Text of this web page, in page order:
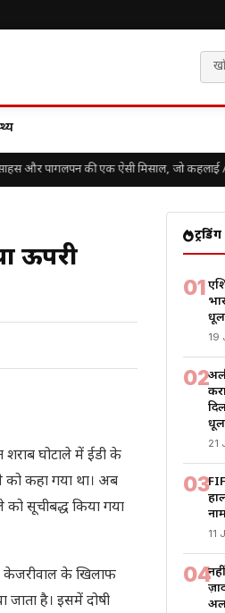
और पागलपन की एक ऐसी मिसाल, जो कहलाई
ऊपरी
शराब घोटाले में ईडी के
कहा गया था। अब
सूचीबद्ध किया गया
केजरीवाल के खिलाफ
है। इसमें दोषी
ट्रेंडिंग
01
धूल
19
02
धूल
21
03
11
04